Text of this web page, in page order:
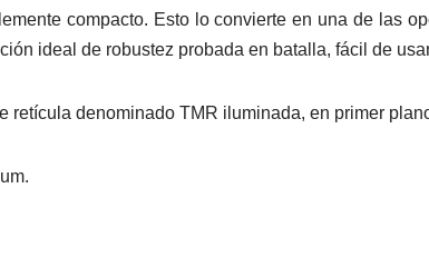
compacto. Esto lo convierte en una de las
ideal de robustez probada en batalla, fácil de
denominado TMR iluminada, en primer